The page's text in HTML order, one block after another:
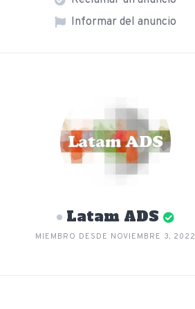
Informar del anuncio
Latam ADS
MIEMBRO DESDE NOVIEMBRE 3, 2022